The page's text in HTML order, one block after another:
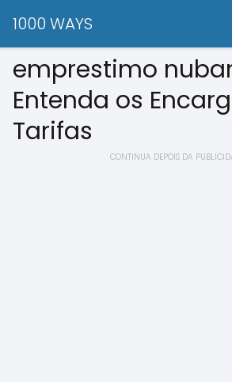
1000 WAYS
emprestimo
Entenda os
Tarifas
CONTINUA DEPOIS DA